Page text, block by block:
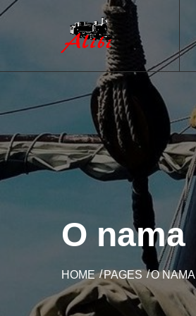
O nama
HOME PAGES O NAMA